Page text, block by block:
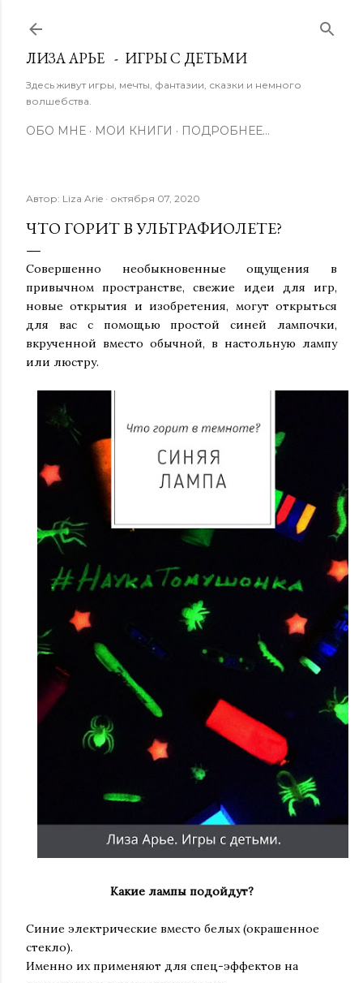
ЛИЗА АРЬЕ - ИГРЫ С ДЕТЬМИ
Здесь живут игры, мечты, фантазии, сказки и немного
волшебства.
ОБО МНЕ МОИ КНИГИ ПОДРОБНЕЕ…
Автор: Liza Arie октября 07, 2020
ЧТО ГОРИТ В УЛЬТРАФИОЛЕТЕ?
Совершенно необыкновенные ощущения в
привычном пространстве, свежие идеи для игр,
новые открытия и изобретения, могут открыться
для вас с помощью простой синей лампочки,
вкрученной вместо обычной, в настольную лампу
или люстру.
Какие лампы подойдут?
Синие электрические вместо белых (окрашенное
стекло).
Именно их применяют для спец-эффектов на